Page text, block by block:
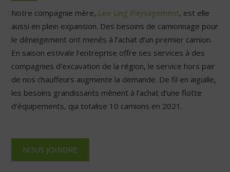
Notre compagnie mère, Lee Ling Paysagement, est elle
aussi en plein expansion. Des besoins de camionnage pour
le déneigement ont menés à l’achat d’un premier camion.
En saison estivale l’entreprise offre ses services à des
compagnies d’excavation de la région, le service hors pair
de nos chauffeurs augmente la demande. De fil en aiguille,
les besoins grandissants mènent à l’achat d’une flotte
d’équipements, qui totalise 10 camions en 2021.
NOUS JOINDRE